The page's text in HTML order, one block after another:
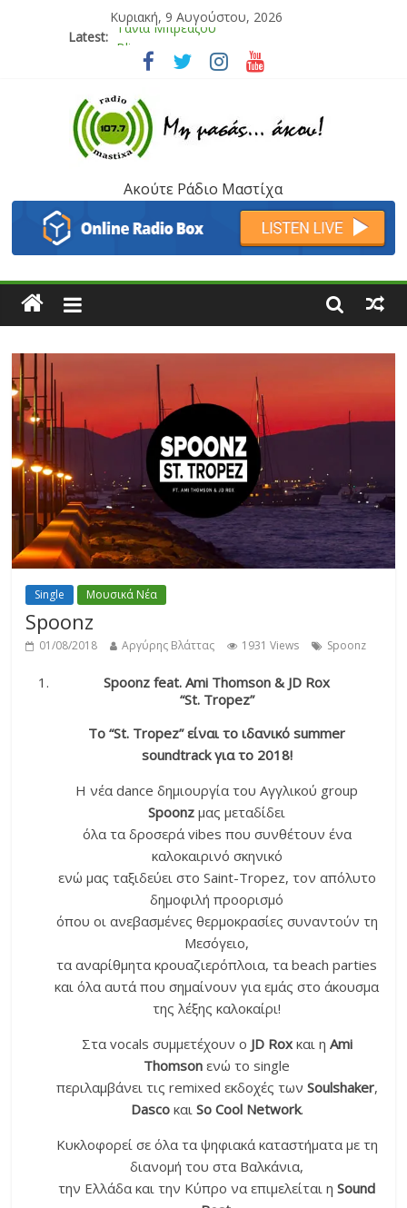
Κυριακή, 9 Αυγούστου, 2026
Latest:
Bliss
Μάνος Τρυπιάς & Γιώργος Στρατάκης
Ιορδάνης Αγαπητός
Μαριάννα Μασάδη
Τάνια Μπρεάζου
Ακούτε Ράδιο Μαστίχα
Single Μουσικά Νέα
Spoonz
01/08/2018 Αργύρης Βλάττας 1931 Views Spoonz
Spoonz feat. Ami Thomson & JD Rox
“St. Tropez”
Το “St. Tropez” είναι το ιδανικό summer
soundtrack για το 2018!
Η νέα dance δημιουργία του Αγγλικού group
Spoonz μας μεταδίδει
όλα τα δροσερά vibes που συνθέτουν ένα
καλοκαιρινό σκηνικό
ενώ μας ταξιδεύει στο Saint-Tropez, τον απόλυτο
δημοφιλή προορισμό
όπου οι ανεβασμένες θερμοκρασίες συναντούν τη
Μεσόγειο,
τα αναρίθμητα κρουαζιερόπλοια, τα beach parties
και όλα αυτά που σημαίνουν για εμάς στο άκουσμα
της λέξης καλοκαίρι!
Στα vocals συμμετέχουν ο JD Roxκαι η Ami
Thomson ενώ το single
περιλαμβάνει τις remixed εκδοχές των Soulshaker,
Dascoκαι So Cool Network.
Κυκλοφορεί σε όλα τα ψηφιακά καταστήματα με τη
διανομή του στα Βαλκάνια,
την Ελλάδα και την Κύπρο να επιμελείται ηSound